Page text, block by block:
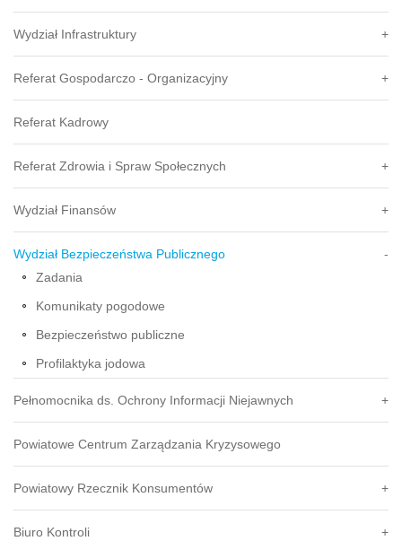
Wydział Infrastruktury
Referat Gospodarczo - Organizacyjny
Referat Kadrowy
Referat Zdrowia i Spraw Społecznych
Wydział Finansów
Wydział Bezpieczeństwa Publicznego
Zadania
Komunikaty pogodowe
Bezpieczeństwo publiczne
Profilaktyka jodowa
Pełnomocnika ds. Ochrony Informacji Niejawnych
Powiatowe Centrum Zarządzania Kryzysowego
Powiatowy Rzecznik Konsumentów
Biuro Kontroli